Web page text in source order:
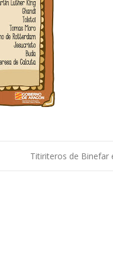
Titiriteros de Binefar